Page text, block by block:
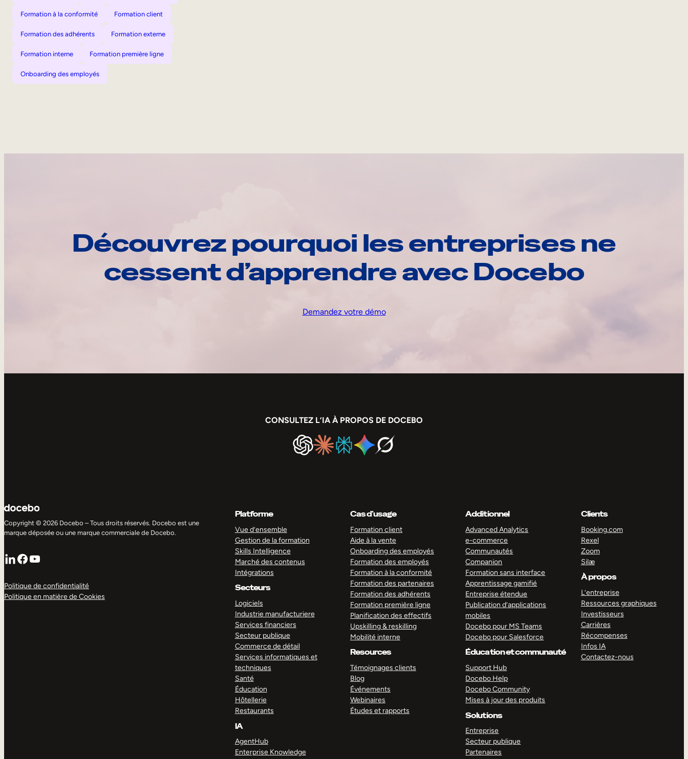
Formation à la conformité Formation client
Formation des adhérents Formation externe
Formation interne Formation première ligne
Onboarding des employés
Découvrez pourquoi les entreprises ne
cessent d’apprendre avec Docebo
Demandez votre démo
CONSULTEZ L’IA À PROPOS DE DOCEBO
Copyright © 2026 Docebo – Tous droits réservés. Docebo est une
marque déposée ou une marque commerciale de Docebo.
LinkedIn
Facebook
YouTube
Politique de confidentialité
Politique en matière de Cookies
Platforme
Vue d’ensemble
Gestion de la formation
Skills Intelligence
Marché des contenus
Intégrations
Secteurs
Logiciels
Industrie manufacturiere
Services financiers
Secteur publique
Commerce de détail
Services informatiques et
techniques
Santé
Éducation
Hôtellerie
Restaurants
IA
AgentHub
Enterprise Knowledge
Cas d’usage
Formation client
Aide à la vente
Onboarding des employés
Formation des employés
Formation à la conformité
Formation des partenaires
Formation des adhérents
Formation première ligne
Planification des effectifs
Upskilling & reskilling
Mobilité interne
Resources
Témoignages clients
Blog
Événements
Webinaires
Études et rapports
Additionnel
Advanced Analytics
e-commerce
Communautés
Companion
Formation sans interface
Apprentissage gamifié
Entreprise étendue
Publication d’applications
mobiles
Docebo pour MS Teams
Docebo pour Salesforce
Éducation et communauté
Support Hub
Docebo Help
Docebo Community
Mises à jour des produits
Solutions
Entreprise
Secteur publique
Partenaires
Clients
Booking.com
Rexel
Zoom
Silæ
À propos
L’entreprise
Ressources graphiques
Investisseurs
Carrières
Récompenses
Infos IA
Contactez-nous